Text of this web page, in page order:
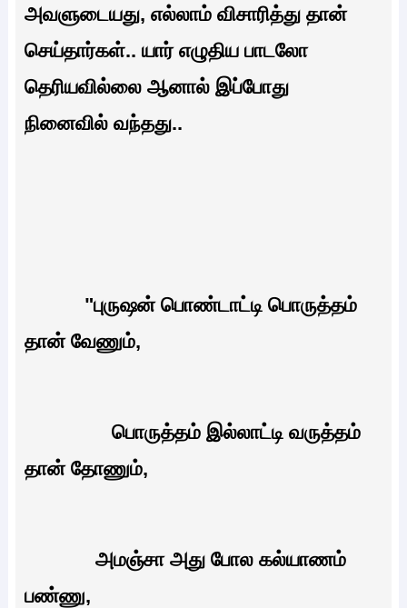
அவளுடையது, எல்லாம் விசாரித்து தான்
செய்தார்கள்.. யார் எழுதிய பாடலோ
தெரியவில்லை ஆனால் இப்போது
நினைவில் வந்தது..
"புருஷன் பொண்டாட்டி பொருத்தம்
தான் வேணும்,
பொருத்தம் இல்லாட்டி வருத்தம்
தான் தோணும்,
அமஞ்சா அது போல கல்யாணம்
பண்ணு,